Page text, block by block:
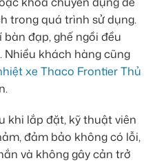
trong quá trình sử dụng.
đạp, ghế ngồi đều
khách hàng cũng
xe Thaco Frontier Thủ
khi lắp đặt, kỹ thuật viên
đảm bảo không có lỗi,
và không gây cản trở